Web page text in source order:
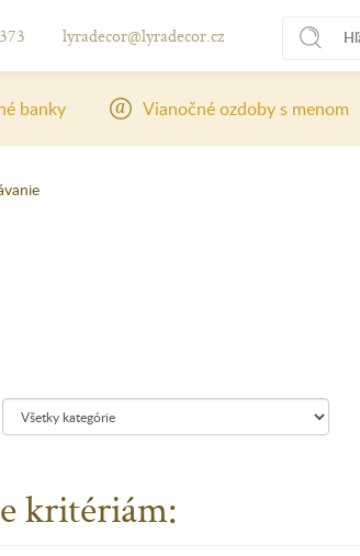
lyradecor@lyradecor.cz
banky Vianočné ozdoby s menom
kritériám: